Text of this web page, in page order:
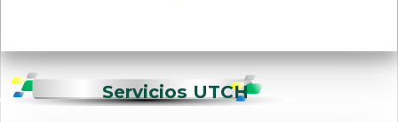
UTCH
Servicios UTCH